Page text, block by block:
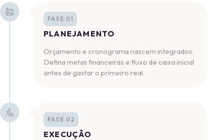
FASE 01
PLANEJAMENTO
Orçamento e cronograma nascem integrados.
Defina metas financeiras e fluxo de caixa inicial
antes de gastar o primeiro real.
FASE 02
EXECUÇÃO